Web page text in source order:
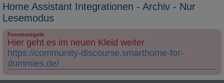
Home Assistant Integrationen - Archiv - Nur
Lesemodus
Forumsregeln
Hier geht es im neuen Kleid weiter
https://community-discourse.smarthome-for-
dummies.de/